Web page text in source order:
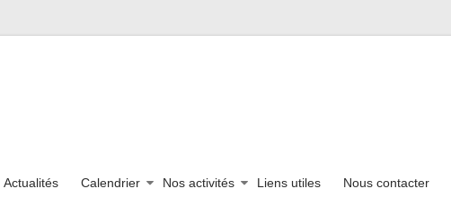
Actualités Calendrier Nos activités Liens utiles Nous contacter